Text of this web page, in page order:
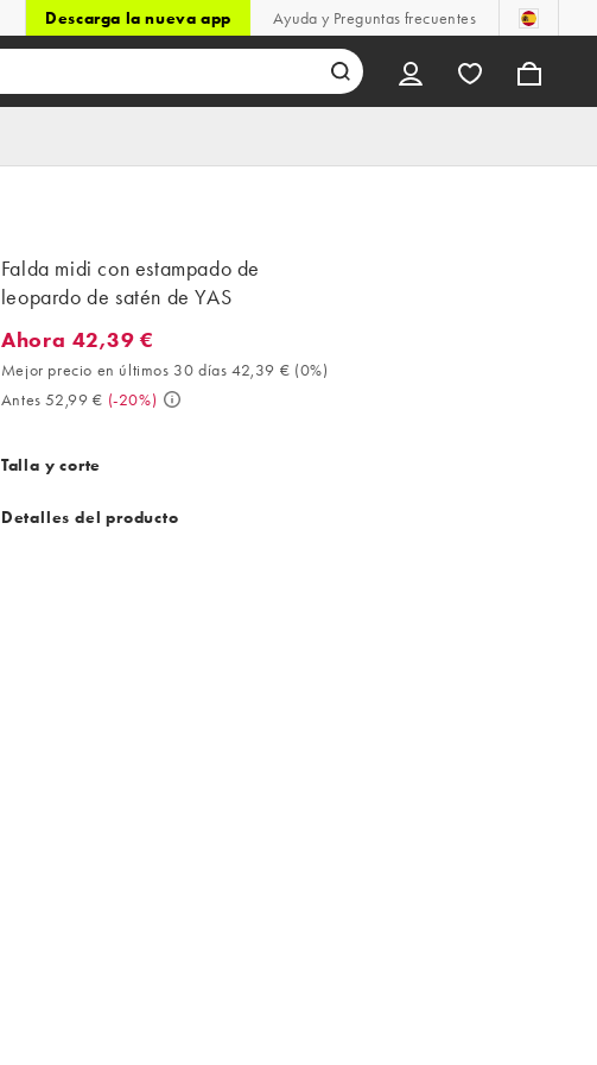
Descarga la nueva app Ayuda y Preguntas frecuentes
Falda midi con estampado de
leopardo de satén de YAS
Ahora 42,39 €. Mejor precio en últimos 30 días 42,39 € (0%). Antes
Ahora 42,39 €
Mejor precio en últimos 30 días 42,39 € (0%)
Antes 52,99 € (-20%)
Talla y corte
Detalles del producto